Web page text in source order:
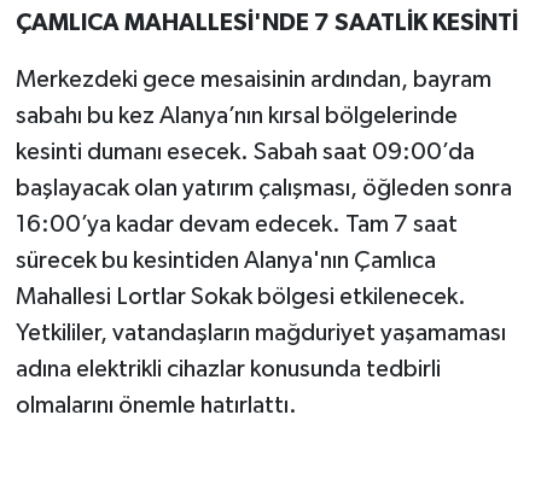
ÇAMLICA MAHALLESİ'NDE 7 SAATLİK KESİNTİ
Merkezdeki gece mesaisinin ardından, bayram
sabahı bu kez Alanya’nın kırsal bölgelerinde
kesinti dumanı esecek. Sabah saat 09:00’da
başlayacak olan yatırım çalışması, öğleden sonra
16:00’ya kadar devam edecek. Tam 7 saat
sürecek bu kesintiden Alanya'nın Çamlıca
Mahallesi Lortlar Sokak bölgesi etkilenecek.
Yetkililer, vatandaşların mağduriyet yaşamaması
adına elektrikli cihazlar konusunda tedbirli
olmalarını önemle hatırlattı.